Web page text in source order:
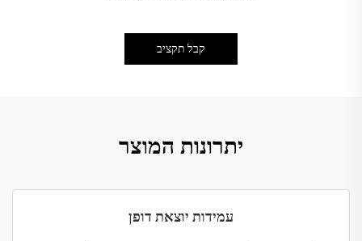
קבל תקציב
יתרונות המוצר
עמידות יוצאת דופן